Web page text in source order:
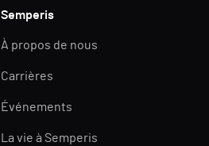
Semperis
À propos de nous
Carrières
Événements
La vie à Semperis